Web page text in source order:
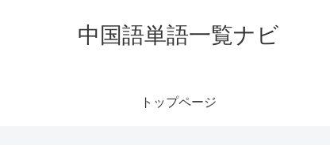
中国語単語一覧ナビ
トップページ